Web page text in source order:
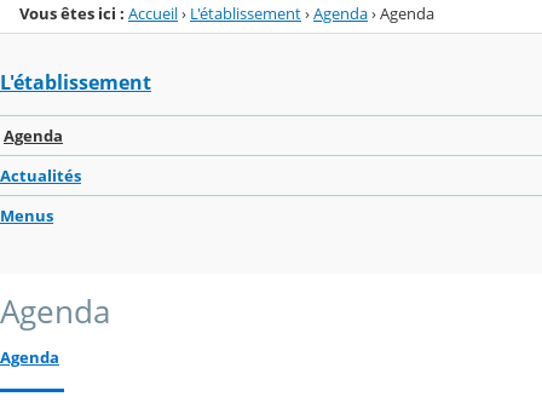
Vous êtes ici : Accueil› L'établissement›Agenda›Agenda
L'établissement
Agenda
Actualités
Menus
Agenda
Agenda